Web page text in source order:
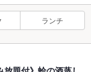
ランチ